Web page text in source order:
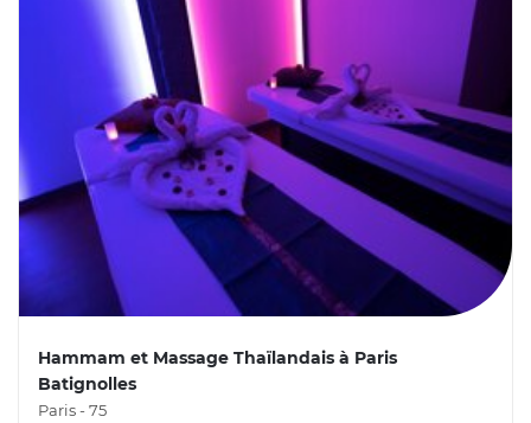
Hammam et Massage Thaïlandais à Paris
Batignolles
Paris - 75